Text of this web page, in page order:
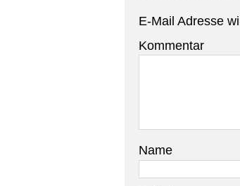
E-Mail Adresse
Kommentar
Name